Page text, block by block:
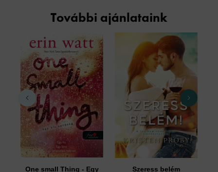
További ajánlataink
One small Thing - Egy
Szeress belém